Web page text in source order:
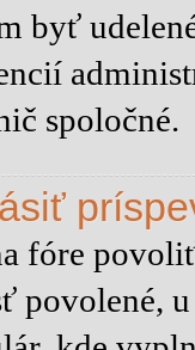
byť
spoločné.
fóre
povolené,